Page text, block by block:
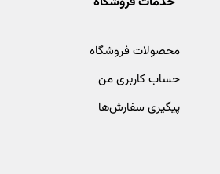
محصولات فروشگاه
حساب کاربری من
پیگیری سفارش‌ها